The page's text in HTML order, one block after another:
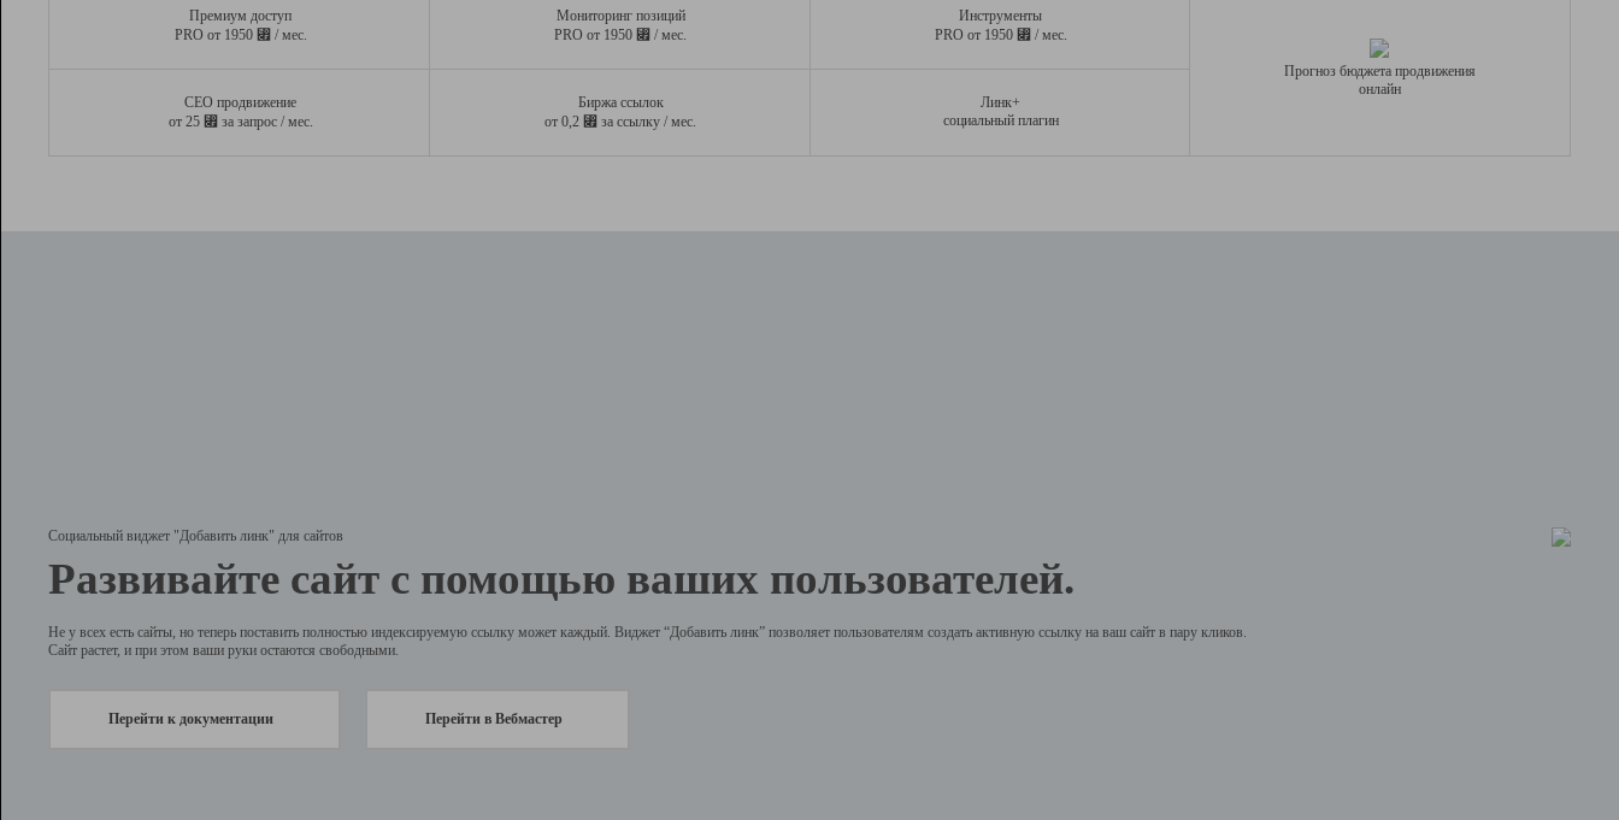
Премиум доступ
PRO от 1950 ⃏ / мес.
Мониторинг позиций
PRO от 1950 ⃏ / мес.
Инструменты
PRO от 1950 ⃏ / мес.
СЕО продвижение
от 25 ⃏ за запрос / мес.
Биржа ссылок
от 0,2 ⃏ за ссылку / мес.
Линк+
социальный плагин
Прогноз бюджета продвижения
онлайн
Социальный виджет "Добавить линк" для сайтов
Развивайте сайт с помощью ваших пользователей.
Не у всех есть сайты, но теперь поставить полностью индексируемую ссылку может каждый. Виджет “Добавить линк” позволяет пользователям создать активную ссылку на ваш сайт в пару кликов.
Сайт растет, и при этом ваши руки остаются свободными.
Перейти к документации Перейти в Вебмастер